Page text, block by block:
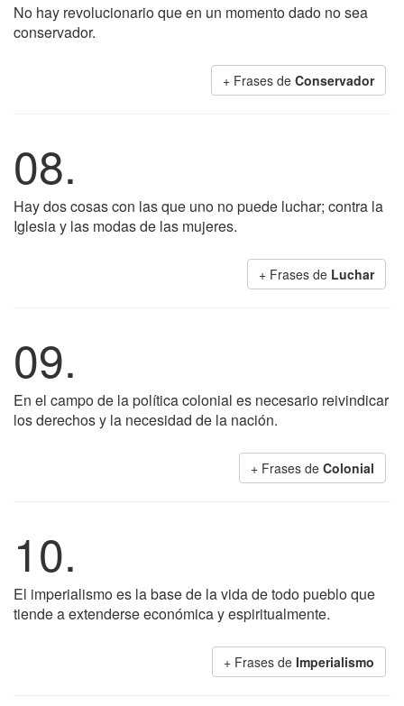
No hay revolucionario que en un momento dado no sea
conservador.
+ Frases de Conservador
08.
Hay dos cosas con las que uno no puede luchar; contra la
Iglesia y las modas de las mujeres.
+ Frases de Luchar
09.
En el campo de la política colonial es necesario reivindicar
los derechos y la necesidad de la nación.
+ Frases de Colonial
10.
El imperialismo es la base de la vida de todo pueblo que
tiende a extenderse económica y espiritualmente.
+ Frases de Imperialismo